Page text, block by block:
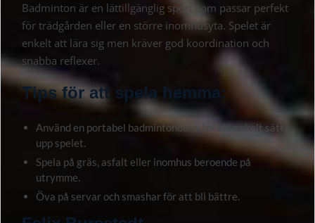
Badminton är en lättillgänglig sport som passar perfekt
för trädgården eller en större inomhusyta. Spelet är
enkelt att lära sig men kräver god koordination och
snabba reflexer.
Tips för att spela hemma:
Använd en portabel badmintonbana för att enkelt sätta
upp spelet.
Spela på gräs, asfalt eller inomhus beroende på
utrymme.
Öva på servar och smashar för att bli bättre.